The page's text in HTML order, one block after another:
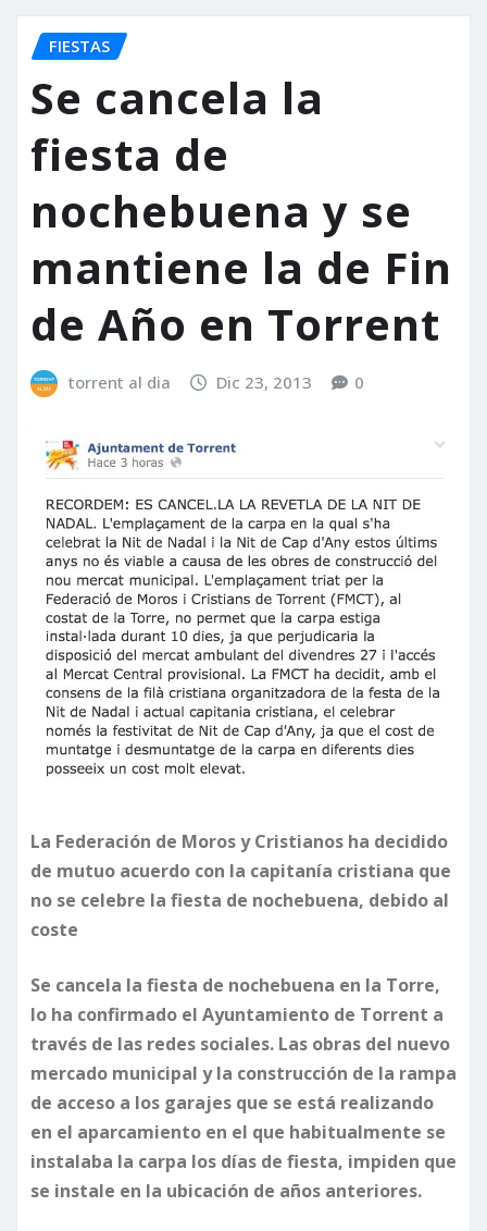
FIESTAS
Se cancela la
fiesta de
nochebuena y se
mantiene la de Fin
de Año en Torrent
torrent al dia Dic 23, 2013 0
La Federación de Moros y Cristianos ha decidido
de mutuo acuerdo con la capitanía cristiana que
no se celebre la fiesta de nochebuena, debido al
coste
Se cancela la fiesta de nochebuena en la Torre,
lo ha confirmado el Ayuntamiento de Torrent a
través de las redes sociales. Las obras del nuevo
mercado municipal y la construcción de la rampa
de acceso a los garajes que se está realizando
en el aparcamiento en el que habitualmente se
instalaba la carpa los días de fiesta, impiden que
se instale en la ubicación de años anteriores.